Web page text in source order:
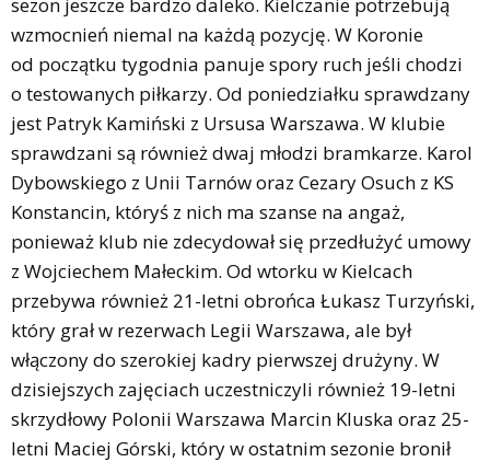
wzmocnień niemal na każdą pozycję. W Koronie
od początku tygodnia panuje spory ruch jeśli chodzi
o testowanych piłkarzy. Od poniedziałku sprawdzany
jest Patryk Kamiński z Ursusa Warszawa. W klubie
sprawdzani są również dwaj młodzi bramkarze. Karol
Dybowskiego z Unii Tarnów oraz Cezary Osuch z KS
Konstancin, któryś z nich ma szanse na angaż,
ponieważ klub nie zdecydował się przedłużyć umowy
z Wojciechem Małeckim. Od wtorku w Kielcach
przebywa również 21-letni obrońca Łukasz Turzyński,
który grał w rezerwach Legii Warszawa, ale był
włączony do szerokiej kadry pierwszej drużyny. W
dzisiejszych zajęciach uczestniczyli również 19-letni
skrzydłowy Polonii Warszawa Marcin Kluska oraz 25-
letni Maciej Górski, który w ostatnim sezonie bronił